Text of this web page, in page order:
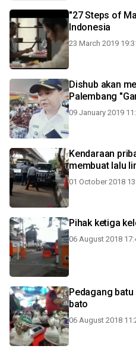
"27 Steps of
Indonesia
23 March 2019
Dishub akan
Palembang
09 January 2019
Kendaraan
membuat lalu
01 October 2018
Pihak ketiga
06 August 2018
Pedagang
bato
06 August 2018